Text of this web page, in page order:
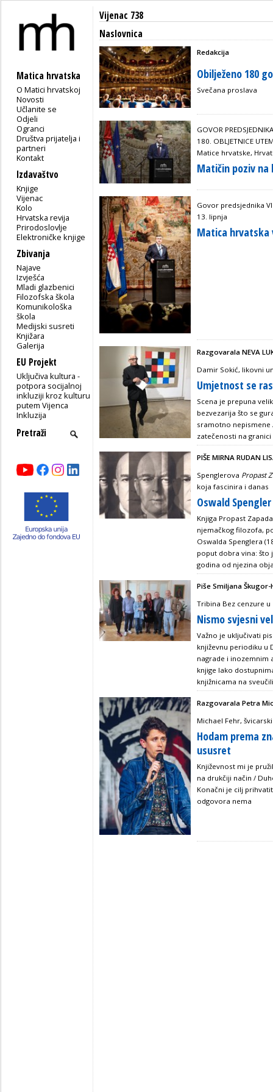
Matica hrvatska
O Matici hrvatskoj
Novosti
Učlanite se
Odjeli
Ogranci
Društva prijatelja i
partneri
Kontakt
Izdavaštvo
Knjige
Vijenac
Kolo
Hrvatska revija
Prirodoslovlje
Elektroničke knjige
Zbivanja
Najave
Izvješća
Mladi glazbenici
Filozofska škola
Komunikološka
škola
Medijski susreti
Knjižara
Galerija
EU Projekt
Uključiva kultura -
potpora socijalnoj
inkluziji kroz kulturu
putem Vijenca
Inkluzija
Vijenac 738
Naslovnica
Redakcija
Obilježeno 180
Svečana proslava
GOVOR
180. OBLJETNICE
Matice hrvatske,
Matičin poziv
Govor predsjednika
13. lipnja
Matica
Razgovarala NEVA
Damir Sokić, likovni
Umjetnost se
Scena je prepuna
bezvezarija što se
sramotno nepismene
zatečenosti na
PIŠE MIRNA RUDAN
Spenglerova Propast
koja fascinira i danas
Oswald
Knjiga Propast
njemačkog filozofa,
Oswalda Spenglera
poput dobra vina: što
godina od njezina
Piše Smiljana Škugor-
Tribina Bez cenzure u
Nismo svjesni
Važno je uključivati
književnu periodiku u
nagrade i inozemnim
knjige lako
knjižnicama na
Razgovarala Petra
Michael Fehr,
Hodam prema
ususret
Književnost mi je
na drukčiji način /
Konačni je cilj
odgovora nema